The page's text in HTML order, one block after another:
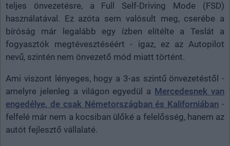
teljes önvezetésre, a Full Self-Driving Mode (FSD)
használatával. Ez azóta sem valósult meg, cserébe a
bíróság már legalább egy ízben elítélte a Teslát a
fogyasztók megtévesztéséért - igaz, ez az Autopilot
nevű, szintén nem önvezető mód miatt történt.
Ami viszont lényeges, hogy a 3-as szintű önvezetéstől -
amelyre jelenleg a világon egyedül a Mercedesnek van
engedélye, de csak Németországban és Kaliforniában -
felfelé már nem a kocsiban ülőké a felelősség, hanem az
autót fejlesztő vállalaté.